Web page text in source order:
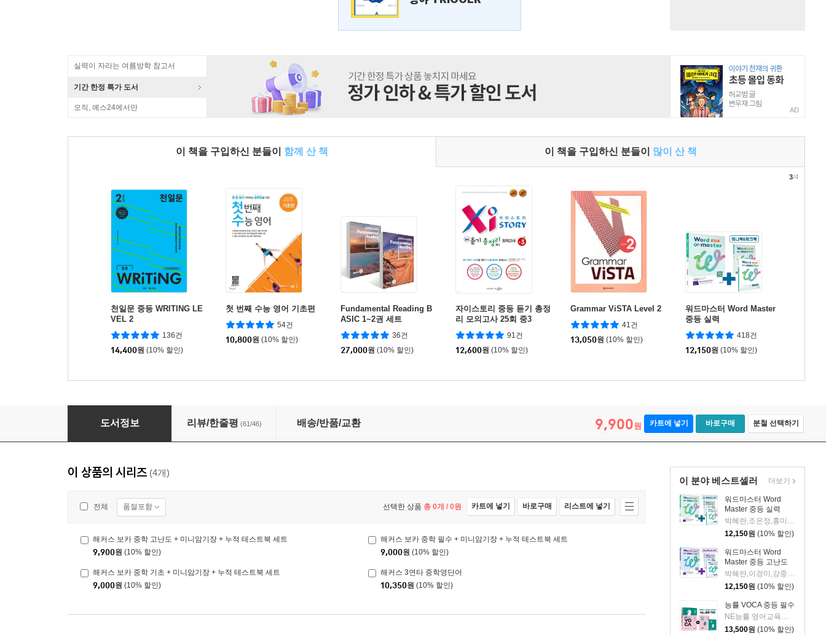
실력이 자라는 여름방학 참고서
기간 한정 특가 도서
오직, 예스24에서만 AD
이 책을 구입하신 분들이 함께 산 책 이 책을 구입하신 분들이 많이 산 책
천일문 중등 WRITING LE
VEL 2
136건
14,400원 (10% 할인)
첫 번째 수능 영어 기초편
54건
10,800원 (10% 할인)
Fundamental Reading B
ASIC 1~2권 세트
36건
27,000원 (10% 할인)
자이스토리 중등 듣기 총정
리 모의고사 25회 중3
91건
12,600원 (10% 할인)
Grammar ViSTA Level 2
41건
13,050원 (10% 할인)
워드마스터 Word Master
중등 실력
418건
12,150원 (10% 할인)
3/4
해커스 보카 중학 고난도 + 미니암기장 + 누적 테스트북 세트
도서정보 리뷰/한줄평 (61/46) 배송/반품/교환 9,900원 카트에 넣기 바로구매 분철 선택하기
이 분야 베스트셀러
워드마스터 Word
Master 중등 실력
박혜란,조은정,홍미정 공저
12,150원 (10% 할인)
워드마스터 Word
Master 중등 고난도
박혜란,이경미,강중원,박정연,최은경,조은정,홍석현,이윤정 공저
12,150원 (10% 할인)
능률 VOCA 중등 필수
NE능률 영어교육연구소 저
13,500원 (10% 할인)
더보기
이 상품의 시리즈 (4개)
전체 품절포함 선택한 상품 총 0개 / 0원 카트에 넣기 바로구매 리스트에 넣기
해커스 보카 중학 고난도 + 미니암기장 + 누적 테스트북 세트
9,900원 (10% 할인)
해커스 보카 중학 필수 + 미니암기장 + 누적 테스트북 세트
9,000원 (10% 할인)
해커스 보카 중학 기초 + 미니암기장 + 누적 테스트북 세트
9,000원 (10% 할인)
해커스 3연타 중학영단어
10,350원 (10% 할인)